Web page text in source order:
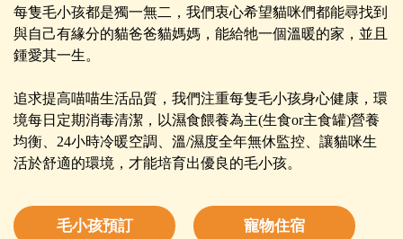
每隻毛小孩都是獨一無二，我們衷心希望貓咪們都能尋找到
與自己有緣分的貓爸爸貓媽媽，能給牠一個溫暖的家，並且
鍾愛其一生。
追求提高喵喵生活品質，我們注重每隻毛小孩身心健康，環
境每日定期消毒清潔，以濕食餵養為主(生食or主食罐)營養
均衡、24小時冷暖空調、溫/濕度全年無休監控、讓貓咪生
活於舒適的環境，才能培育出優良的毛小孩。
毛小孩預訂 寵物住宿